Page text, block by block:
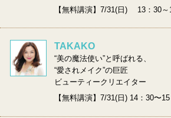
【無料講演】7/31(日) 13：30～
TAKAKO
“美の魔法使い”と呼ばれる、
“愛されメイク”の巨匠
ビューティークリエイター
【無料講演】7/31(日) 14：30〜